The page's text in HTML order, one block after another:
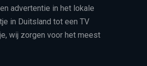
advertentie in het lokale
in Duitsland tot een TV
wij zorgen voor het meest